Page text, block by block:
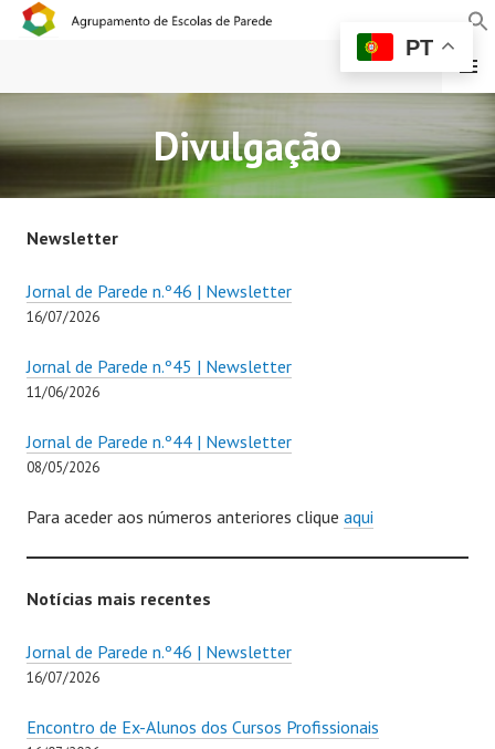
AGRUPAMENTO DE
ESCOLAS DE PAREDE
MENU
Divulgação
Newsletter
Jornal de Parede n.º46 | Newsletter
16/07/2026
Jornal de Parede n.º45 | Newsletter
11/06/2026
Jornal de Parede n.º44 | Newsletter
08/05/2026
Para aceder aos números anteriores clique aqui
Notícias mais recentes
Jornal de Parede n.º46 | Newsletter
16/07/2026
Encontro de Ex-Alunos dos Cursos Profissionais
PT